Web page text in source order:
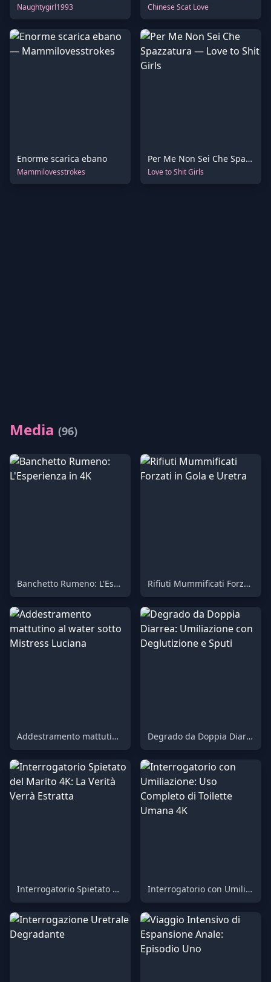
Naughtygirl1993 Chinese Scat Love
Enorme scarica ebano
Mammilovesstrokes
Per Me Non Sei Che Spazzatura
Love to Shit Girls
Media (96)
Banchetto Rumeno: L'Esperienza in 4K Rifiuti Mummificati Forzati in Gola e Uretra
Addestramento mattutino al water sotto Mistress Luciana Degrado da Doppia Diarrea: Umiliazione con Deglutizione e Sputi
Interrogatorio Spietato del Marito 4K: La Verità Verrà Estratta Interrogatorio con Umiliazione: Uso Completo di Toilette Umana 4K